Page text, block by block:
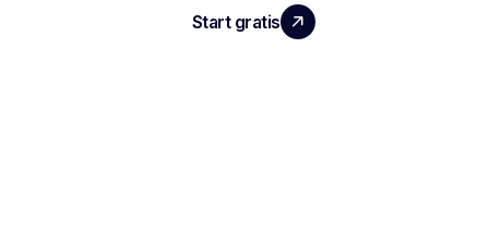
Start gratis